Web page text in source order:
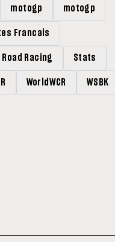
motogp motogp
Francais
Road Racing Stats
WorldWCR WSBK